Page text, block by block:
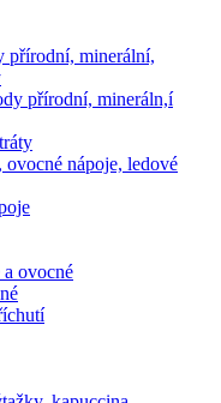
přírodní, minerální,
přírodní, mineráln,í
ovocné nápoje, ledové
ovocné